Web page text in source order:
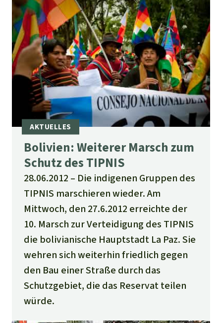
Bolivien: Weiterer Marsch zum
Schutz des TIPNIS
28.06.2012
Die indigenen Gruppen des
TIPNIS marschieren wieder. Am
Mittwoch, den 27.6.2012 erreichte der
10. Marsch zur Verteidigung des TIPNIS
die bolivianische Hauptstadt La Paz. Sie
wehren sich weiterhin friedlich gegen
den Bau einer Straße durch das
Schutzgebiet, die das Reservat teilen
würde.